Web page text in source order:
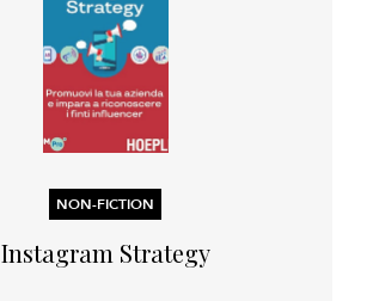
NON-FICTION
Instagram Strategy